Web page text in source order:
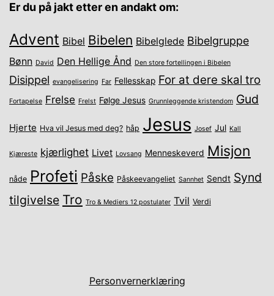
Er du på jakt etter en andakt om:
Advent Bibel Bibelen Bibelglede Bibelgruppe
Bønn David Den Hellige Ånd Den store fortellingen i Bibelen
Disippel evangelisering Far Fellesskap For at dere skal tro
Fortapelse Frelse Frelst Følge Jesus Grunnleggende kristendom Gud
Hjerte Hva vil Jesus med deg? håp Jesus Josef Jul Kall
Kjæreste kjærlighet Livet Lovsang Menneskeverd Misjon
nåde Profeti Påske Påskeevangeliet Sannhet Sendt Synd
tilgivelse Tro Tro & Mediers 12 postulater Tvil Verdi
Personvernerklæring